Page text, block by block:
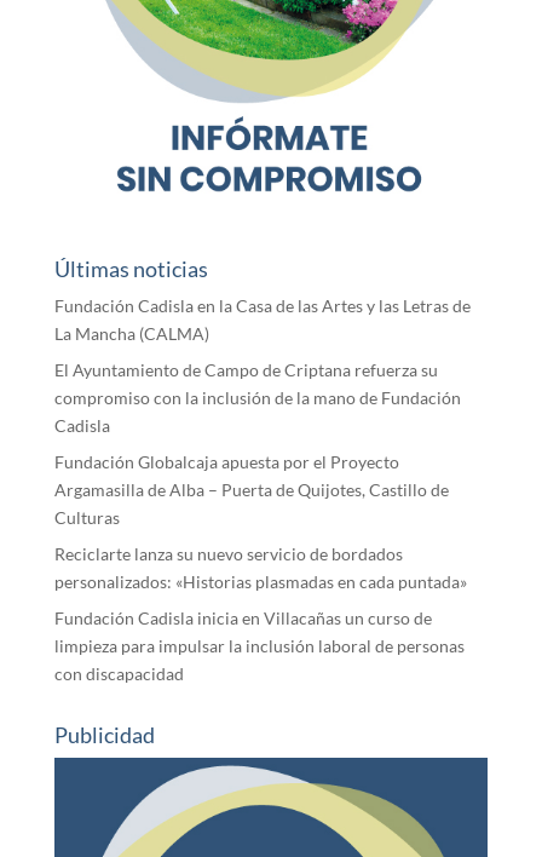
Últimas noticias
Fundación Cadisla en la Casa de las Artes y las Letras de
La Mancha (CALMA)
El Ayuntamiento de Campo de Criptana refuerza su
compromiso con la inclusión de la mano de Fundación
Cadisla
Fundación Globalcaja apuesta por el Proyecto
Argamasilla de Alba – Puerta de Quijotes, Castillo de
Culturas
Reciclarte lanza su nuevo servicio de bordados
personalizados: «Historias plasmadas en cada puntada»
Fundación Cadisla inicia en Villacañas un curso de
limpieza para impulsar la inclusión laboral de personas
con discapacidad
Publicidad